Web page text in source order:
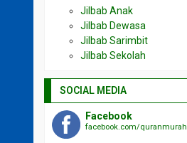
Jilbab Anak
Jilbab Dewasa
Jilbab Sarimbit
Jilbab Sekolah
SOCIAL MEDIA
Facebook
facebook.com/quranmurah